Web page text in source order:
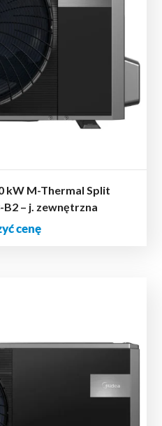
kW M-Thermal Split
– j. zewnętrzna
cenę